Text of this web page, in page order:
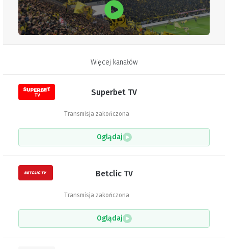
Więcej kanałów
Superbet TV
Transmisja zakończona
Oglądaj
Betclic TV
Transmisja zakończona
Oglądaj